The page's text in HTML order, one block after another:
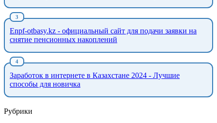
Enpf-otbasy.kz - официальный сайт для подачи заявки на
снятие пенсионных накоплений
Заработок в интернете в Казахстане 2024 - Лучшие
способы для новичка
Рубрики